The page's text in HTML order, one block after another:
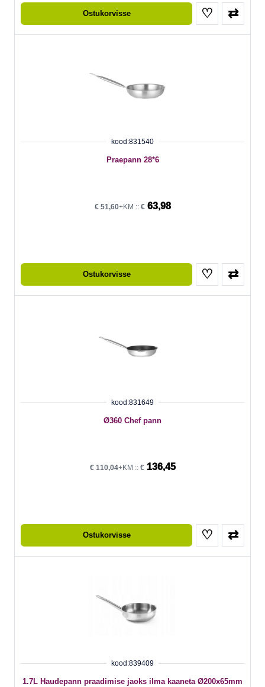
Ostukorvisse ♡ ⇄
kood:831540
Praepann 28*6
€51,60+KM :: €63,98
Ostukorvisse ♡ ⇄
kood:831649
Ø360 Chef pann
€110,04+KM :: €136,45
Ostukorvisse ♡ ⇄
kood:839409
1.7L Haudepann praadimise jaoks ilma kaaneta Ø200x65mm